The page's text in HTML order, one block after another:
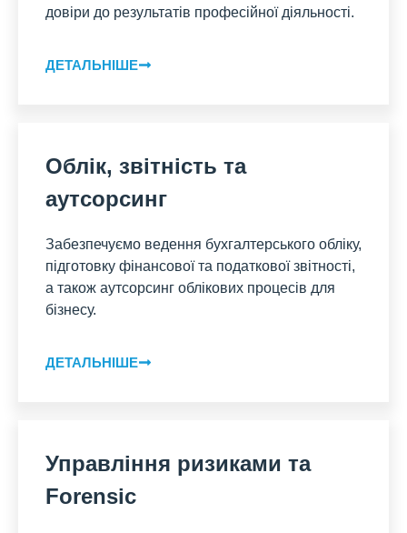
довіри до результатів професійної діяльності.
ДЕТАЛЬНІШЕ
Облік, звітність та
аутсорсинг
Забезпечуємо ведення бухгалтерського обліку,
підготовку фінансової та податкової звітності,
а також аутсорсинг облікових процесів для
бізнесу.
ДЕТАЛЬНІШЕ
Управління ризиками та
Forensic